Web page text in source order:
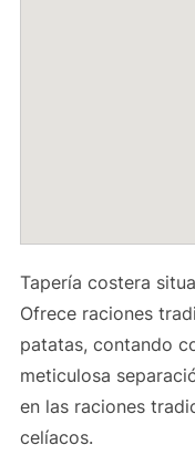
Tapería costera
Ofrece raciones
patatas, contando
meticulosa
en las raciones
celíacos.